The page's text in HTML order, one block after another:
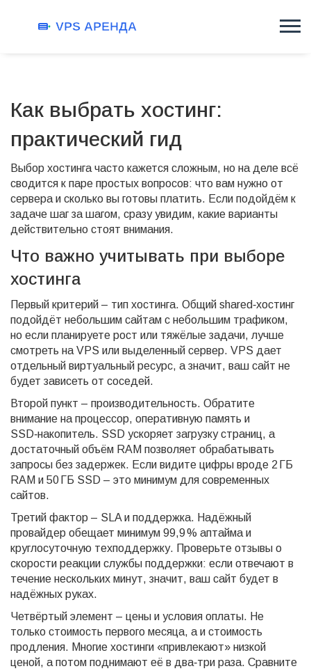
Как выбрать хостинг:
практический гид
Выбор хостинга часто кажется сложным, но на деле всё
сводится к паре простых вопросов: что вам нужно от
сервера и сколько вы готовы платить. Если подойдём к
задаче шаг за шагом, сразу увидим, какие варианты
действительно стоят внимания.
Что важно учитывать при выборе
хостинга
Первый критерий – тип хостинга. Общий shared‑хостинг
подойдёт небольшим сайтам с небольшим трафиком,
но если планируете рост или тяжёлые задачи, лучше
смотреть на VPS или выделенный сервер. VPS дает
отдельный виртуальный ресурс, а значит, ваш сайт не
будет зависеть от соседей.
Второй пункт – производительность. Обратите
внимание на процессор, оперативную память и
SSD‑накопитель. SSD ускоряет загрузку страниц, а
достаточный объём RAM позволяет обрабатывать
запросы без задержек. Если видите цифры вроде 2 ГБ
RAM и 50 ГБ SSD – это минимум для современных
сайтов.
Третий фактор – SLA и поддержка. Надёжный
провайдер обещает минимум 99,9 % аптайма и
круглосуточную техподдержку. Проверьте отзывы о
скорости реакции службы поддержки: если отвечают в
течение нескольких минут, значит, ваш сайт будет в
надёжных руках.
Четвёртый элемент – цены и условия оплаты. Не
только стоимость первого месяца, а и стоимость
продления. Многие хостинги «привлекают» низкой
ценой, а потом поднимают её в два‑три раза. Сравните